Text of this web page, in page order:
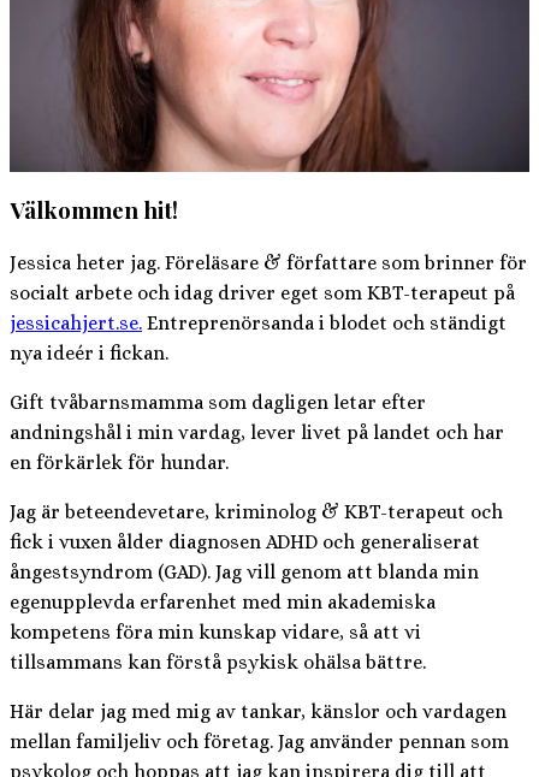
Välkommen hit!
Jessica heter jag. Föreläsare & författare som brinner för
socialt arbete och idag driver eget som KBT-terapeut på
jessicahjert.se. Entreprenörsanda i blodet och ständigt
nya ideér i fickan.
Gift tvåbarnsmamma som dagligen letar efter
andningshål i min vardag, lever livet på landet och har
en förkärlek för hundar.
Jag är beteendevetare, kriminolog & KBT-terapeut och
fick i vuxen ålder diagnosen ADHD och generaliserat
ångestsyndrom (GAD). Jag vill genom att blanda min
egenupplevda erfarenhet med min akademiska
kompetens föra min kunskap vidare, så att vi
tillsammans kan förstå psykisk ohälsa bättre.
Här delar jag med mig av tankar, känslor och vardagen
mellan familjeliv och företag. Jag använder pennan som
psykolog och hoppas att jag kan inspirera dig till att